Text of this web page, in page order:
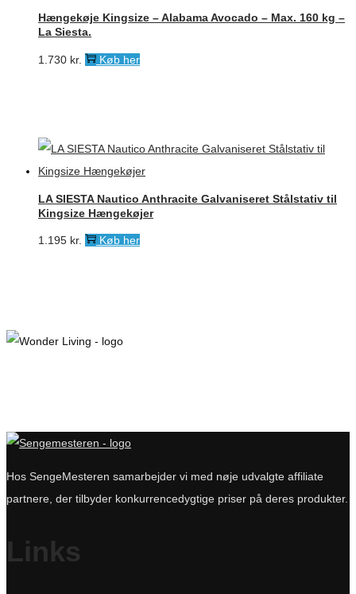
Hængekøje Kingsize – Alabama Avocado – Max. 160 kg –
La Siesta.
1.730 kr. Køb her
LA SIESTA Nautico Anthracite Galvaniseret Stålstativ til
Kingsize Hængekøjer
1.195 kr. Køb her
Hos SengeMesteren samarbejder vi med nøje udvalgte affiliate
partnere, der tilbyder konkurrencedygtige priser på deres produkter.
Links